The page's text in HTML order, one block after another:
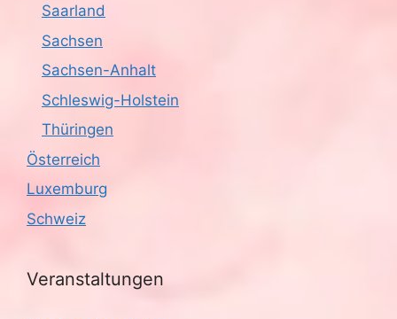
Saarland
Sachsen
Sachsen-Anhalt
Schleswig-Holstein
Thüringen
Österreich
Luxemburg
Schweiz
Veranstaltungen